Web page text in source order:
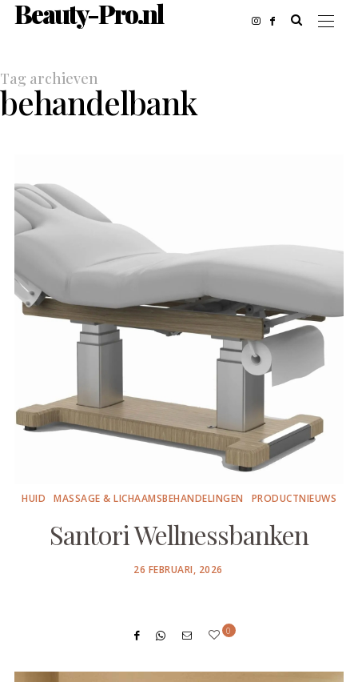
Beauty-Pro.nl
Tag archieven
behandelbank
HUID MASSAGE & LICHAAMSBEHANDELINGEN PRODUCTNIEUWS
Santori Wellnessbanken
POSTED
26 FEBRUARI, 2026
0